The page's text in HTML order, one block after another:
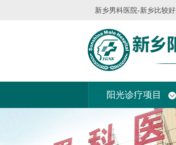
新乡男科医院-新乡比较
阳光诊疗项目